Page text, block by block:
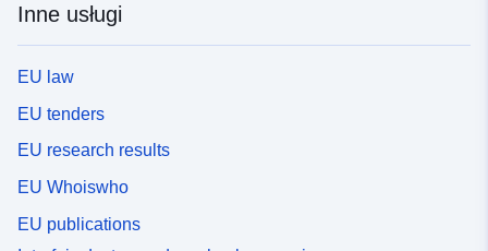
Inne usługi
EU law
EU tenders
EU research results
EU Whoiswho
EU publications